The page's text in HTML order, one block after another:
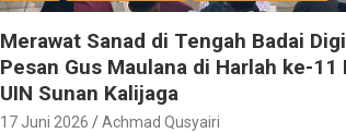
Merawat Sanad di Tengah Badai
Pesan Gus Maulana di Harlah ke-11
UIN Sunan Kalijaga
17 Juni 2026 Achmad Qusyairi